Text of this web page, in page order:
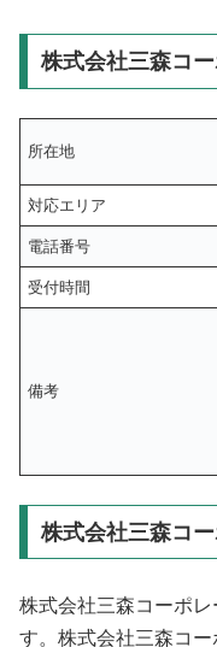
株式会社三森コ
所在地
対応エリア
電話番号
受付時間
備考
株式会社三森コ
株式会社三森コーポ
す。株式会社三森コ